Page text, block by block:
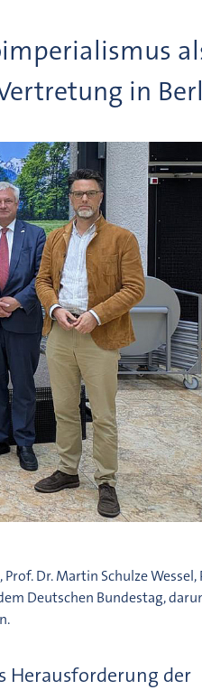
in
Dr. Martin Schulze Wessel,
Deutschen Bundestag,
Herausforderung der